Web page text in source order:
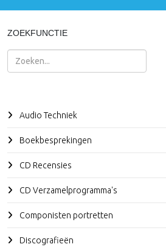
ZOEKFUNCTIE
Zoeken
Audio Techniek
Boekbesprekingen
CD Recensies
CD Verzamelprogramma's
Componisten portretten
Discografieën